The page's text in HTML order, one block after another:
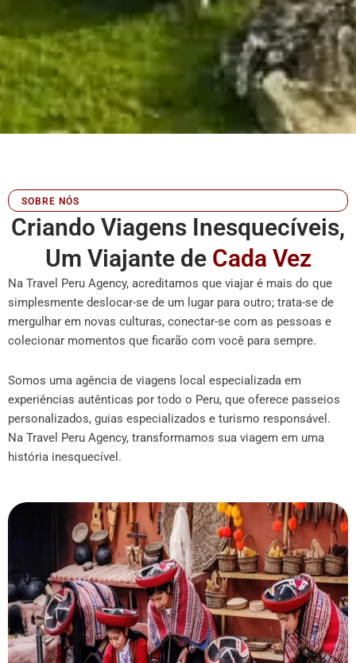
SOBRE NÓS
Criando Viagens Inesquecíveis,
Um Viajante de Cada Vez
Na Travel Peru Agency, acreditamos que viajar é mais do que
simplesmente deslocar-se de um lugar para outro; trata-se de
mergulhar em novas culturas, conectar-se com as pessoas e
colecionar momentos que ficarão com você para sempre.
Somos uma agência de viagens local especializada em
experiências autênticas por todo o Peru, que oferece passeios
personalizados, guias especializados e turismo responsável.
Na Travel Peru Agency, transformamos sua viagem em uma
história inesquecível.